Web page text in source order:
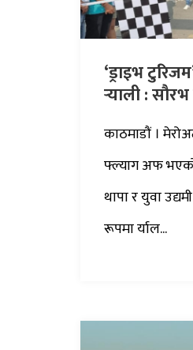
‘ड्राइभ
र्‍याली :
काठमाडौं ।
फ्ल्याग अफ
थापा र युवा
रूपमा र्याल...